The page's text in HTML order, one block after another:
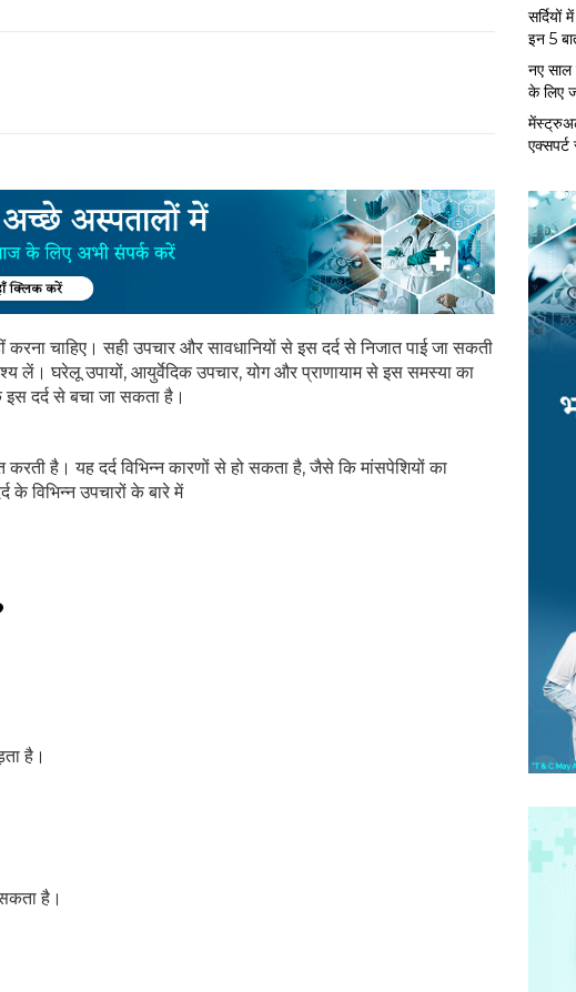
चाहिए। सही उपचार और सावधानियों से इस दर्द से निजात पाई जा सकती
लें। घरेलू उपायों, आयुर्वेदिक उपचार, योग और प्राणायाम से इस समस्या का
दर्द से बचा जा सकता है।
करती है। यह दर्द विभिन्न कारणों से हो सकता है, जैसे कि मांसपेशियों का
के विभिन्न उपचारों के बारे में
है।
है।
इन 5
नए
के लिए